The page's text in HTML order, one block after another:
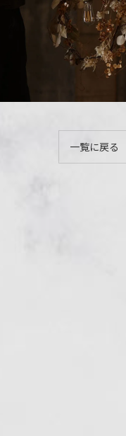
一覧に戻る